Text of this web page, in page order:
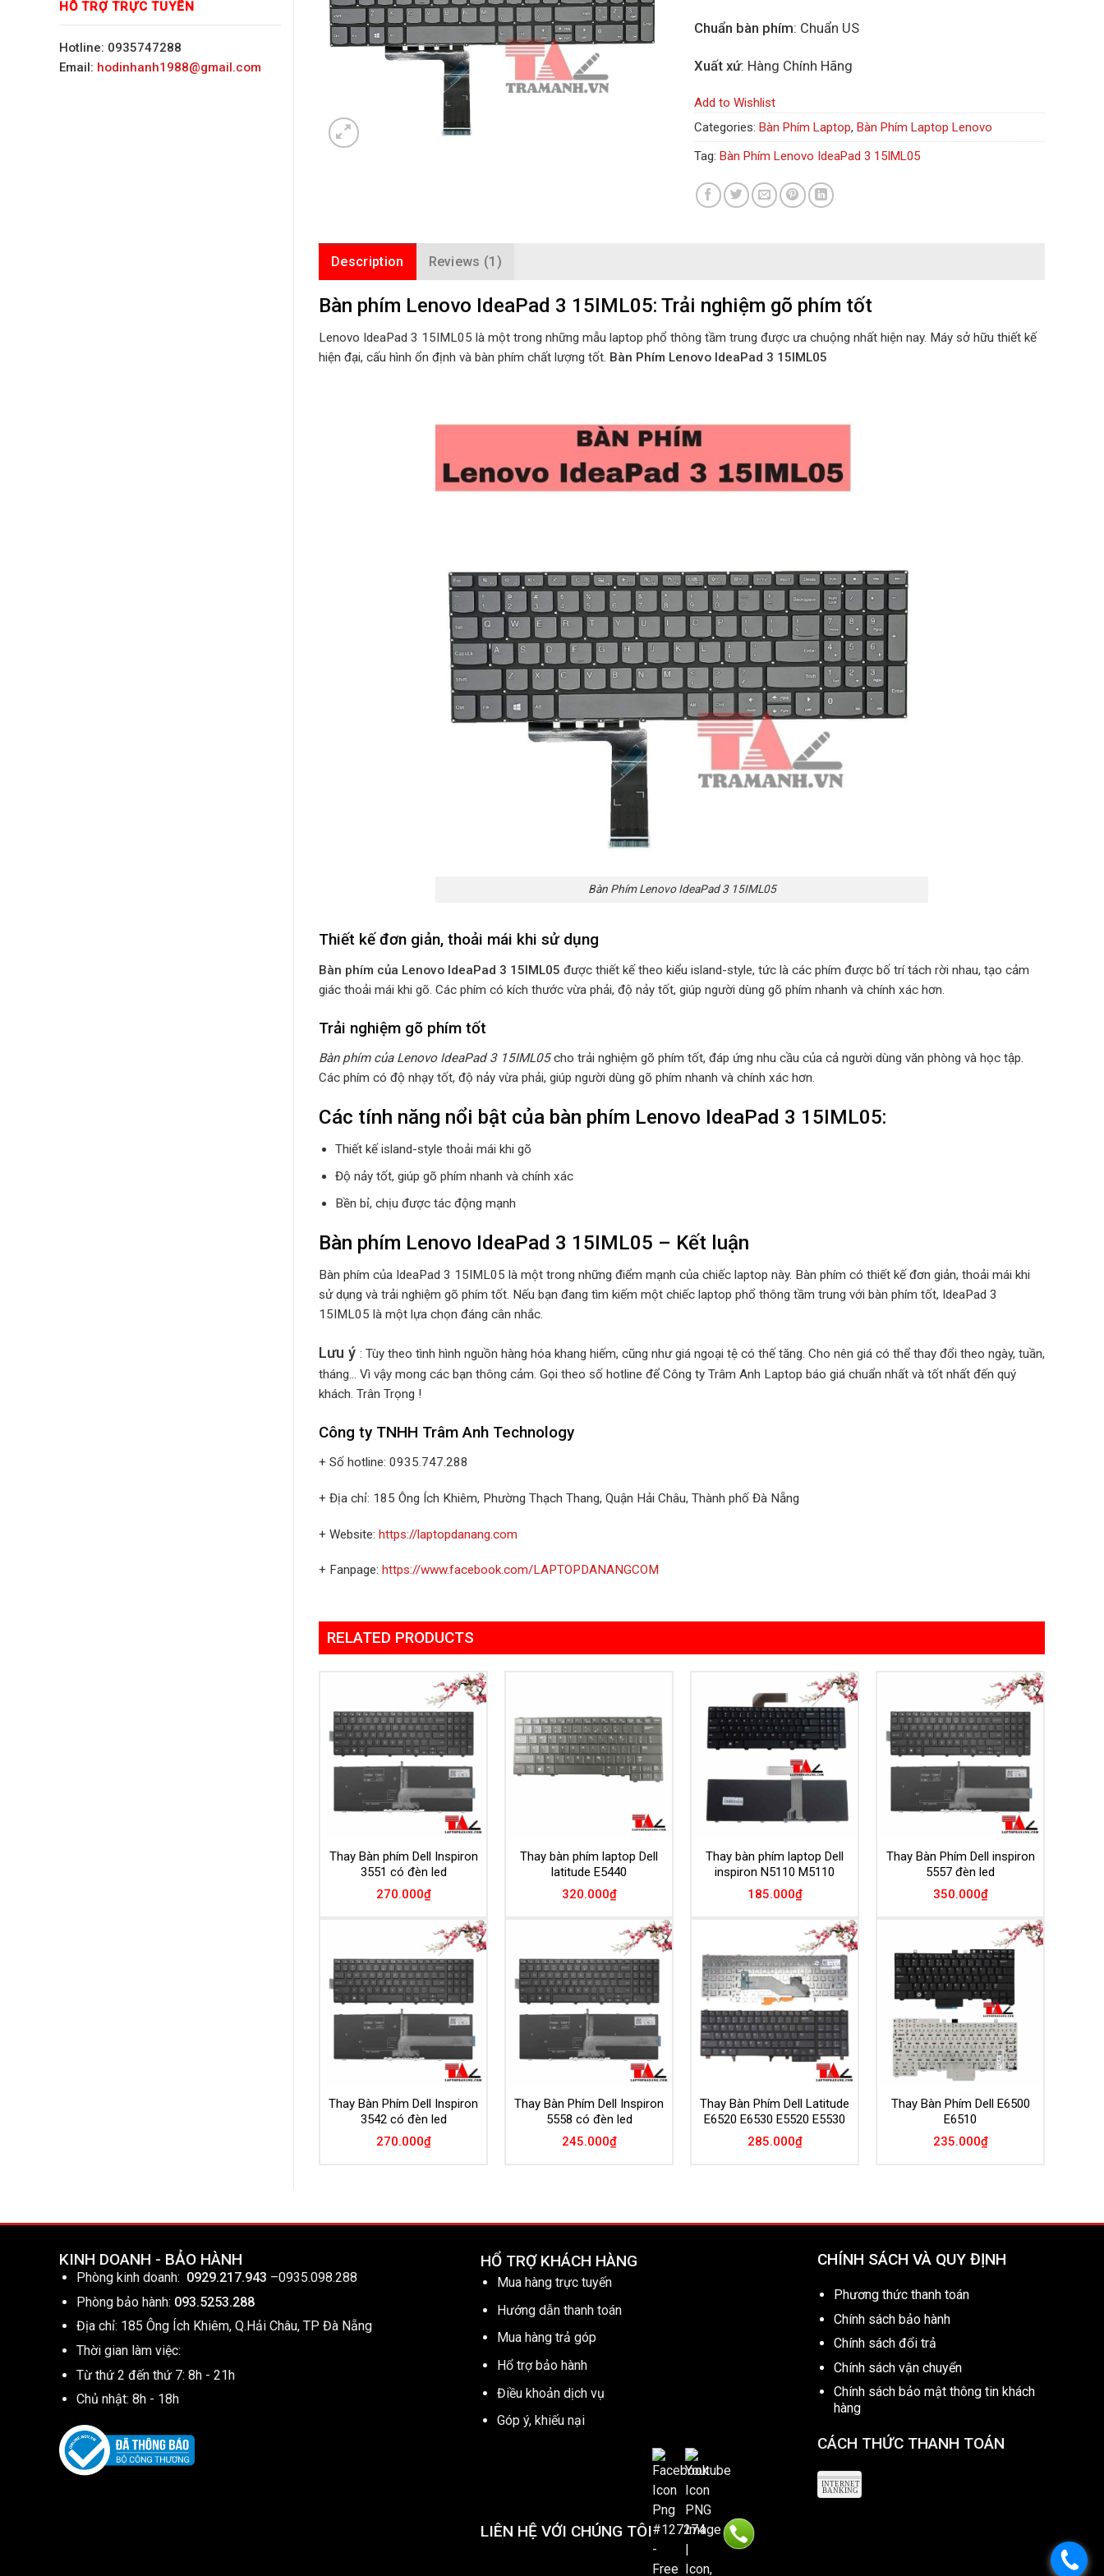
HỖ TRỢ TRỰC TUYẾN
Hotline: 0935747288
Email: hodinhanh1988@gmail.com
Chuẩn bàn phím: Chuẩn US
Xuất xứ: Hàng Chính Hãng
Add to Wishlist
Categories: Bàn Phím Laptop, Bàn Phím Laptop Lenovo
Tag: Bàn Phím Lenovo IdeaPad 3 15IML05
Description Reviews (1)
Bàn phím Lenovo IdeaPad 3 15IML05: Trải nghiệm gõ phím tốt
Lenovo IdeaPad 3 15IML05 là một trong những mẫu laptop phổ thông tầm trung được ưa chuộng nhất hiện nay. Máy sở hữu thiết kế
hiện đại, cấu hình ổn định và bàn phím chất lượng tốt. Bàn Phím Lenovo IdeaPad 3 15IML05
Bàn Phím Lenovo IdeaPad 3 15IML05
Thiết kế đơn giản, thoải mái khi sử dụng
Bàn phím của Lenovo IdeaPad 3 15IML05 được thiết kế theo kiểu island-style, tức là các phím được bố trí tách rời nhau, tạo cảm
giác thoải mái khi gõ. Các phím có kích thước vừa phải, độ nảy tốt, giúp người dùng gõ phím nhanh và chính xác hơn.
Trải nghiệm gõ phím tốt
Bàn phím của Lenovo IdeaPad 3 15IML05cho trải nghiệm gõ phím tốt, đáp ứng nhu cầu của cả người dùng văn phòng và học tập.
Các phím có độ nhạy tốt, độ nảy vừa phải, giúp người dùng gõ phím nhanh và chính xác hơn.
Các tính năng nổi bật của bàn phím Lenovo IdeaPad 3 15IML05:
Thiết kế island-style thoải mái khi gõ
Độ nảy tốt, giúp gõ phím nhanh và chính xác
Bền bỉ, chịu được tác động mạnh
Bàn phím Lenovo IdeaPad 3 15IML05 – Kết luận
Bàn phím của IdeaPad 3 15IML05 là một trong những điểm mạnh của chiếc laptop này. Bàn phím có thiết kế đơn giản, thoải mái khi
sử dụng và trải nghiệm gõ phím tốt. Nếu bạn đang tìm kiếm một chiếc laptop phổ thông tầm trung với bàn phím tốt, IdeaPad 3
15IML05 là một lựa chọn đáng cân nhắc.
Lưu ý : Tùy theo tình hình nguồn hàng hóa khang hiếm, cũng như giá ngoại tệ có thế tăng. Cho nên giá có thể thay đổi theo ngày, tuần,
tháng… Vì vậy mong các bạn thông cảm. Gọi theo số hotline để Công ty Trâm Anh Laptop báo giá chuẩn nhất và tốt nhất đến quý
khách. Trân Trọng !
Công ty TNHH Trâm Anh Technology
+ Số hotline: 0935.747.288
+ Địa chỉ: 185 Ông Ích Khiêm, Phường Thạch Thang, Quận Hải Châu, Thành phố Đà Nẵng
+ Website: https://laptopdanang.com
+ Fanpage: https://www.facebook.com/LAPTOPDANANGCOM
RELATED PRODUCTS
Add to
Wishlist
Thay Bàn phím Dell Inspiron
3551 có đèn led
270.000₫
Add to
Wishlist
Thay bàn phím laptop Dell
latitude E5440
320.000₫
Add to
Wishlist
Thay bàn phím laptop Dell
inspiron N5110 M5110
185.000₫
Add to
Wishlist
Thay Bàn Phím Dell inspiron
5557 đèn led
350.000₫
Add to
Wishlist
Thay Bàn Phím Dell Inspiron
3542 có đèn led
270.000₫
Add to
Wishlist
Thay Bàn Phím Dell Inspiron
5558 có đèn led
245.000₫
Add to
Wishlist
Thay Bàn Phím Dell Latitude
E6520 E6530 E5520 E5530
285.000₫
Add to
Wishlist
Thay Bàn Phím Dell E6500
E6510
235.000₫
KINH DOANH - BẢO HÀNH
Phòng kinh doanh: 0929.217.943 –0935.098.288
Phòng bảo hành: 093.5253.288
Địa chỉ: 185 Ông Ích Khiêm, Q.Hải Châu, TP Đà Nẵng
Thời gian làm việc:
Từ thứ 2 đến thứ 7: 8h - 21h
Chủ nhật: 8h - 18h
HỔ TRỢ KHÁCH HÀNG
Mua hàng trực tuyến
Hướng dẫn thanh toán
Mua hàng trả góp
Hổ trợ bảo hành
Điều khoản dịch vụ
Góp ý, khiếu nại
LIÊN HỆ VỚI CHÚNG TÔI
CHÍNH SÁCH VÀ QUY ĐỊNH
Phương thức thanh toán
Chính sách bảo hành
Chính sách đổi trả
Chính sách vận chuyển
Chính sách bảo mật thông tin khách
hàng
CÁCH THỨC THANH TOÁN